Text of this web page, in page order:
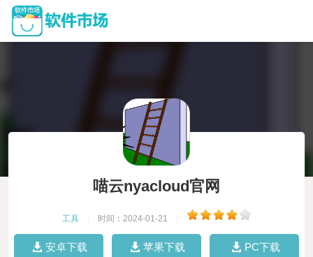
喵云nyacloud官网
工具 时间：2024-01-21
安卓下载 苹果下载 PC下载